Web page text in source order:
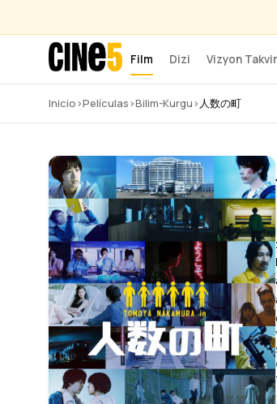
Film Dizi Vizyon
Inicio›Películas›Bilim-Kurgu› 人数の町